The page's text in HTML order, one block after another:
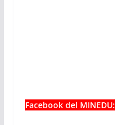
Facebook del MINEDU: